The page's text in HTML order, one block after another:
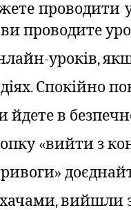
проводити
проводите
уроків,
Спокійно
в
«вийти з
вийшли